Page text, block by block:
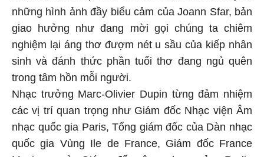
những hình ảnh đầy biểu cảm của Joann Sfar, bản
giao hưởng như đang mời gọi chúng ta chiêm
nghiệm lại áng thơ đượm nét u sầu của kiếp nhân
sinh và đánh thức phần tuổi thơ đang ngủ quên
trong tâm hồn mỗi người.
Nhạc trưởng Marc-Olivier Dupin từng đảm nhiệm
các vị trí quan trọng như Giám đốc Nhạc viện Âm
nhạc quốc gia Paris, Tổng giám đốc của Dàn nhạc
quốc gia Vùng Ile de France, Giám đốc France